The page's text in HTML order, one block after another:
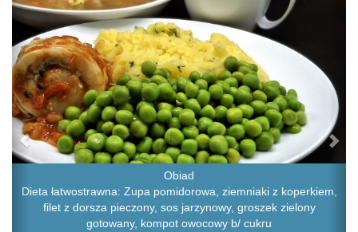
Obiad
Dieta łatwostrawna: Zupa pomidorowa, ziemniaki z koperkiem,
filet z dorsza pieczony, sos jarzynowy, groszek zielony
gotowany, kompot owocowy b/ cukru